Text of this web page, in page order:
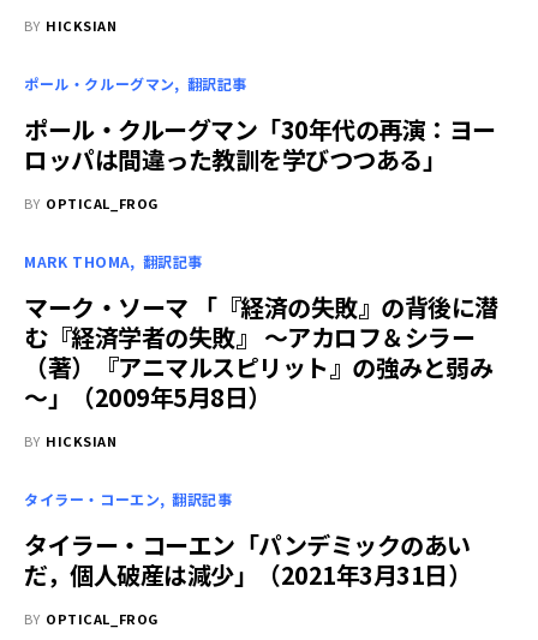
BY HICKSIAN
ポール・クルーグマン 翻訳記事
ポール・クルーグマン「30年代の再演：ヨー
ロッパは間違った教訓を学びつつある」
BY OPTICAL_FROG
MARK THOMA 翻訳記事
マーク・ソーマ 「『経済の失敗』の背後に潜
む『経済学者の失敗』 ～アカロフ＆シラー
（著）『アニマルスピリット』の強みと弱み
～」（2009年5月8日）
BY HICKSIAN
タイラー・コーエン 翻訳記事
タイラー・コーエン「パンデミックのあい
だ，個人破産は減少」（2021年3月31日）
BY OPTICAL_FROG